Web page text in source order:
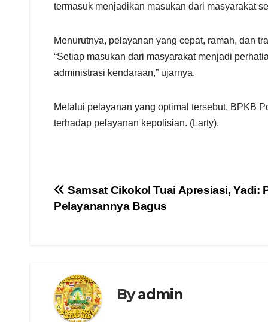
termasuk menjadikan masukan dari masyarakat
Menurutnya, pelayanan yang cepat, ramah, dan
“Setiap masukan dari masyarakat menjadi
administrasi kendaraan,” ujarnya.
Melalui pelayanan yang optimal tersebut, BPKB
terhadap pelayanan kepolisian. (Larty).
Navigasi
pos
Samsat Cikokol Tuai Apresiasi, Yadi:
Pelayanannya Bagus
Byadmin